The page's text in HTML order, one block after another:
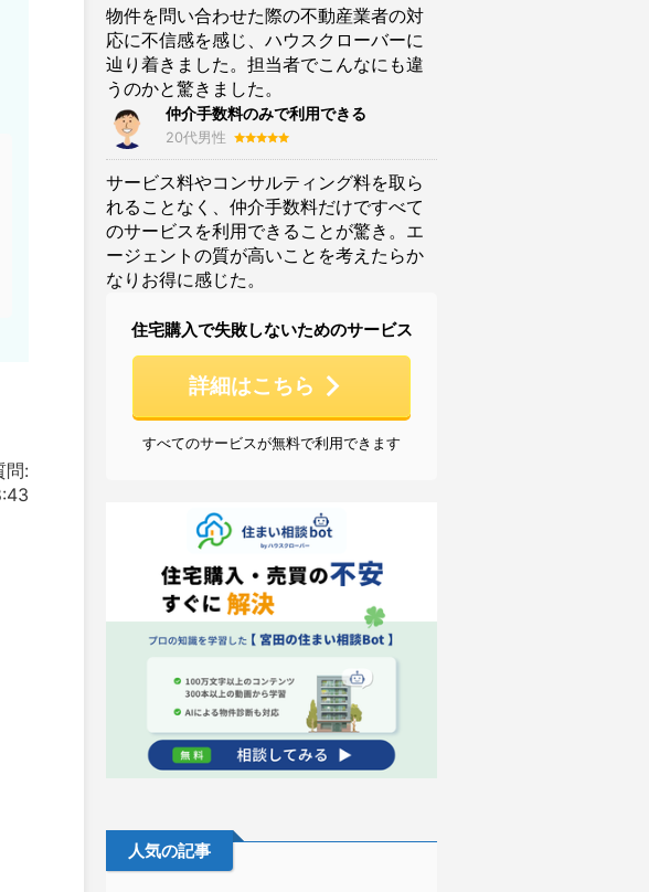
問:
物件を問い合わせた際の不動産業者の対
応に不信感を感じ、ハウスクローバーに
辿り着きました。担当者でこんなにも違
うのかと驚きました。
仲介手数料のみで利用できる
20代男性
サービス料やコンサルティング料を取ら
れることなく、仲介手数料だけですべて
のサービスを利用できることが驚き。エ
ージェントの質が高いことを考えたらか
なりお得に感じた。
住宅購入で失敗しないためのサービス
詳細はこちら
すべてのサービスが無料で利用できます
人気の記事